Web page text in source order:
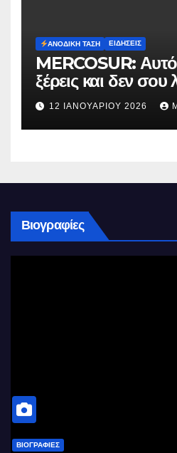
ΑΝΟΔΙΚΉ ΤΆΣΗ ΕΙΔΉΣΕΙΣ
MERCOSUR:
ξέρεις και δεν σου
12 ΙΑΝΟΥΑΡΊΟΥ 2026
Βιογραφίες
ΒΙΟΓΡΑΦΊΕΣ